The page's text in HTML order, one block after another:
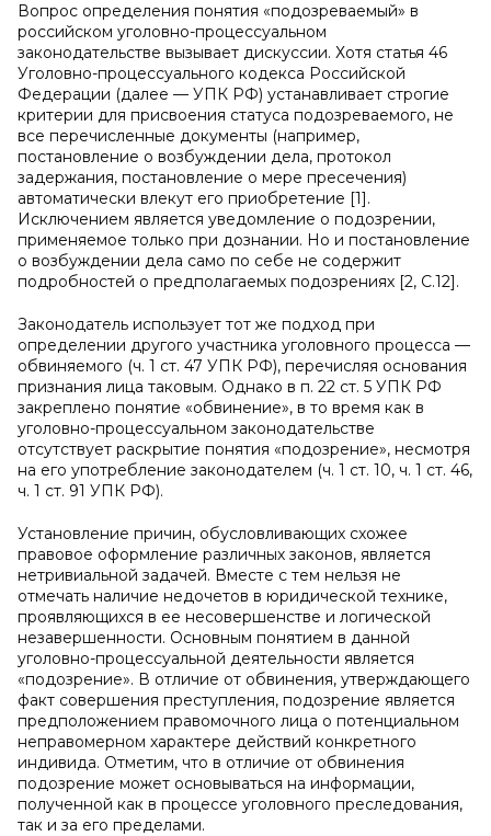
Вопрос определения понятия «подозреваемый» в
российском уголовно-процессуальном
законодательстве вызывает дискуссии. Хотя статья 46
Уголовно-процессуального кодекса Российской
Федерации (далее — УПК РФ) устанавливает строгие
критерии для присвоения статуса подозреваемого, не
все перечисленные документы (например,
постановление о возбуждении дела, протокол
задержания, постановление о мере пресечения)
автоматически влекут его приобретение [1].
Исключением является уведомление о подозрении,
применяемое только при дознании. Но и постановление
о возбуждении дела само по себе не содержит
подробностей о предполагаемых подозрениях [2, С.12].
Законодатель использует тот же подход при
определении другого участника уголовного процесса —
обвиняемого (ч. 1 ст. 47 УПК РФ), перечисляя основания
признания лица таковым. Однако в п. 22 ст. 5 УПК РФ
закреплено понятие «обвинение», в то время как в
уголовно-процессуальном законодательстве
отсутствует раскрытие понятия «подозрение», несмотря
на его употребление законодателем (ч. 1 ст. 10, ч. 1 ст. 46,
ч. 1 ст. 91 УПК РФ).
Установление причин, обусловливающих схожее
правовое оформление различных законов, является
нетривиальной задачей. Вместе с тем нельзя не
отмечать наличие недочетов в юридической технике,
проявляющихся в ее несовершенстве и логической
незавершенности. Основным понятием в данной
уголовно-процессуальной деятельности является
«подозрение». В отличие от обвинения, утверждающего
факт совершения преступления, подозрение является
предположением правомочного лица о потенциальном
неправомерном характере действий конкретного
индивида. Отметим, что в отличие от обвинения
подозрение может основываться на информации,
полученной как в процессе уголовного преследования,
так и за его пределами.